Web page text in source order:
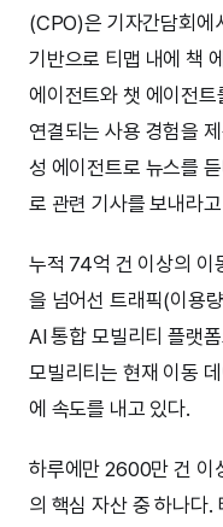
(CPO)은 기자간담회에
기반으로 티맵 내에 책
에이전트와 챗 에이전
연결되는 사용 경험을
성 에이전트로 뉴스를
로 관련 기사를 보내라
누적 74억 건 이상의 이
을 넘어선 트래픽(이용
AI 통합 모빌리티 플랫
모빌리티는 현재 이동
에 속도를 내고 있다.
하루에만 2600만 건 이
의 핵심 자산 중 하나다.